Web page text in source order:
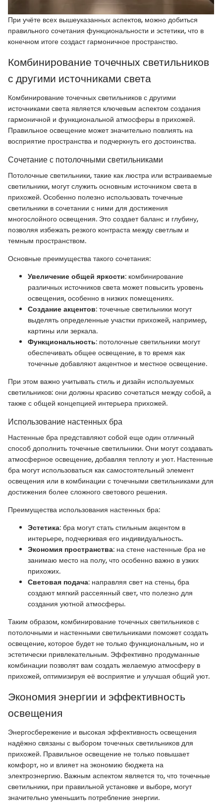
При учёте всех вышеуказанных аспектов, можно добиться
правильного сочетания функциональности и эстетики, что в
конечном итоге создаст гармоничное пространство.
Комбинирование точечных светильников
с другими источниками света
Комбинирование точечных светильников с другими
источниками света является ключевым аспектом создания
гармоничной и функциональной атмосферы в прихожей.
Правильное освещение может значительно повлиять на
восприятие пространства и подчеркнуть его достоинства.
Сочетание с потолочными светильниками
Потолочные светильники, такие как люстра или встраиваемые
светильники, могут служить основным источником света в
прихожей. Особенно полезно использовать точечные
светильники в сочетании с ними для достижения
многослойного освещения. Это создает баланс и глубину,
позволяя избежать резкого контраста между светлым и
темным пространством.
Основные преимущества такого сочетания:
Увеличение общей яркости: комбинирование
различных источников света может повысить уровень
освещения, особенно в низких помещениях.
Создание акцентов: точечные светильники могут
выделять определенные участки прихожей, например,
картины или зеркала.
Функциональность: потолочные светильники могут
обеспечивать общее освещение, в то время как
точечные добавляют акцентное и местное освещение.
При этом важно учитывать стиль и дизайн используемых
светильников: они должны красиво сочетаться между собой, а
также с общей концепцией интерьера прихожей.
Использование настенных бра
Настенные бра представляют собой еще один отличный
способ дополнить точечные светильники. Они могут создавать
атмосферное освещение, добавляя теплоту и уют. Настенные
бра могут использоваться как самостоятельный элемент
освещения или в комбинации с точечными светильниками для
достижения более сложного светового решения.
Преимущества использования настенных бра:
Эстетика: бра могут стать стильным акцентом в
интерьере, подчеркивая его индивидуальность.
Экономия пространства: на стене настенные бра не
занимаю место на полу, что особенно важно в узких
прихожих.
Световая подача: направляя свет на стены, бра
создают мягкий рассеянный свет, что полезно для
создания уютной атмосферы.
Таким образом, комбинирование точечных светильников с
потолочными и настенными светильниками поможет создать
освещение, которое будет не только функциональным, но и
эстетически привлекательным. Эффективно продуманные
комбинации позволят вам создать желаемую атмосферу в
прихожей, оптимизируя её восприятие и улучшая общий уют.
Экономия энергии и эффективность
освещения
Энергосбережение и высокая эффективность освещения
надёжно связаны с выбором точечных светильников для
прихожей. Правильное освещение не только повышает
комфорт, но и влияет на экономию бюджета на
электроэнергию. Важным аспектом является то, что точечные
светильники, при правильной установке и выборе, могут
значительно уменьшить потребление энергии.